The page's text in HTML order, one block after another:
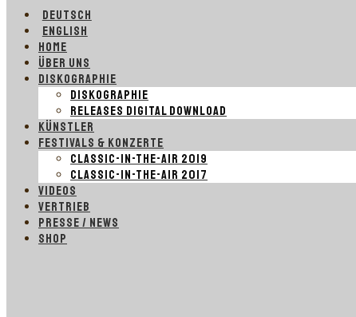
DEUTSCH
ENGLISH
HOME
ÜBER UNS
DISKOGRAPHIE
DISKOGRAPHIE
RELEASES DIGITAL DOWNLOAD
KÜNSTLER
FESTIVALS & KONZERTE
CLASSIC-IN-THE-AIR 2019
CLASSIC-IN-THE-AIR 2017
VIDEOS
VERTRIEB
PRESSE / NEWS
SHOP